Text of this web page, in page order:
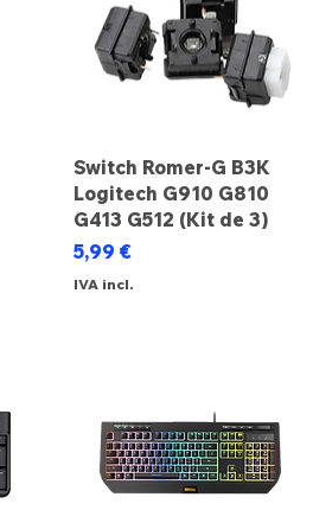
Switch Romer-G B3K
Logitech G910 G810
G413 G512 (Kit de 3)
Preço
5,99 €
IVA incl.